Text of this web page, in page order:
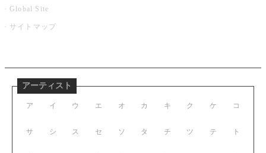
Global Site
サイトマップ
アーティスト
ア イ ウ エ オ
サ シ ス セ ソ
カ キ ク ケ コ
タ チ ツ テ ト